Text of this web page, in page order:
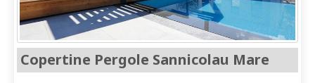
Copertine Pergole Sannicolau Mare